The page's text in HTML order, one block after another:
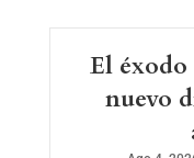
El éxodo
nuevo